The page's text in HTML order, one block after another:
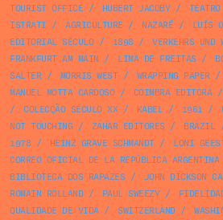
TOURIST OFFICE / HUBERT JACOBY/
ISTRATI / AGRICULTURE / NAZARÉ / LUÍS
EDITORIAL SÉCULO/ 1898 /
VERKEHRS UND
FRANKFURT AM MAIN / LIMA DE FREITAS /
SALTER/ MORRIS WEST/ WRAPPING PAPER/
MANUEL MOTTA CARDOSO/ COIMBRA EDITORA/
/
COLECÇÃO SÉCULO XX/ KABEL/ 1961 /
NOT TOUCHING / ZAHAR EDITORES / BRAZIL
1978 / HEINZ GRAVE SCHMANDT/ LONI
CORREO OFICIAL DE LA REPÚBLICA ARGENTINA
BIBLIOTECA DOS RAPAZES / JOHN DICKSON
ROMAIN ROLLAND/ PAUL SWEEZY/
QUALIDADE DE VIDA/ SWITZERLAND/